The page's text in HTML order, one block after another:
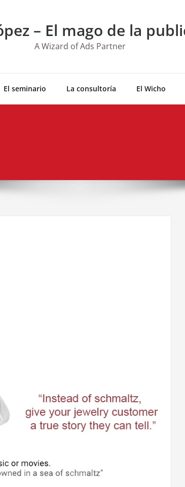
– El mago de la
A Wizard of Ads Partner
El seminario La consultoría El Wicho